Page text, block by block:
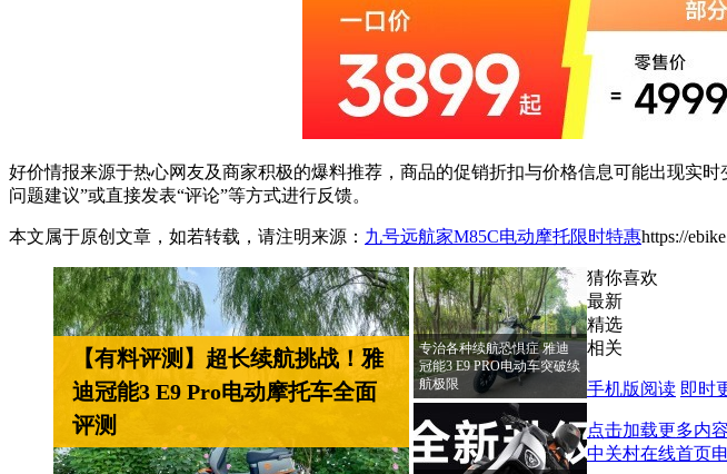
好价情报来源于热心网友及商家积极的爆料推荐，商品的促销折扣与价格信息可能出现实
问题建议”或直接发表“评论”等方式进行反馈。
本文属于原创文章，如若转载，请注明来源： 九号远航家M85C电动摩托限时特惠https://
【有料评测】超长续航挑战！雅
迪冠能3 E9 Pro电动摩托车全面
评测
专治各种续航恐惧症 雅迪
冠能3 E9 PRO电动车突破续
航极限
猜你喜欢
最新
精选
相关
手机版阅读 即时
点击加载更多内容
中关村在线首页